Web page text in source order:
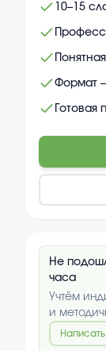
10–15
Формат
Готовая
Не
часа
Учтём
и